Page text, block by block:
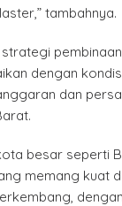
tambahnya.
dengan
dan
besar seperti
memang kuat